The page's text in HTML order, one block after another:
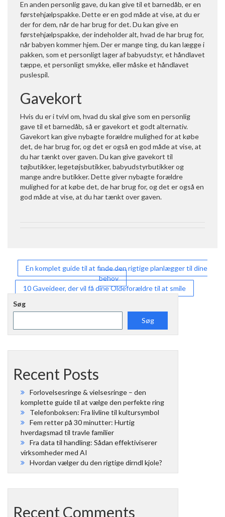
En anden personlig gave, du kan give til et barnedåb, er en
førstehjælpspakke. Dette er en god måde at vise, at du er
der for dem, når de har brug for det. Du kan give en
førstehjælpspakke, der indeholder alt, hvad de har brug for,
når babyen kommer hjem. Der er mange ting, du kan lægge i
pakken, som et personligt lager af babyudstyr, et håndlavet
tæppe, et personligt smykke, eller måske et håndlavet
puslespil.
Gavekort
Hvis du er i tvivl om, hvad du skal give som en personlig
gave til et barnedåb, så er gavekort et godt alternativ.
Gavekort kan give nybagte forældre mulighed for at købe
det, de har brug for, og det er også en god måde at vise, at
du har tænkt over gaven. Du kan give gavekort til
tøjbutikker, legetøjsbutikker, babyudstyrbutikker og
mange andre butikker. Dette giver nybagte forældre
mulighed for at købe det, de har brug for, og det er også en
god måde at vise, at du har tænkt over gaven.
Indlægsnavigation
En komplet guide til at finde den rigtige planlægger til dine
behov
10 Gaveideer, der vil få dine Oldeforældre til at smile
Søg
Søg
Recent Posts
Forlovelsesringe & vielsesringe – den
komplette guide til at vælge den perfekte ring
Telefonboksen: Fra livline til kultursymbol
Fem retter på 30 minutter: Hurtig
hverdagsmad til travle familier
Fra data til handling: Sådan effektiviserer
virksomheder med AI
Hvordan vælger du den rigtige dirndl kjole?
Recent Comments